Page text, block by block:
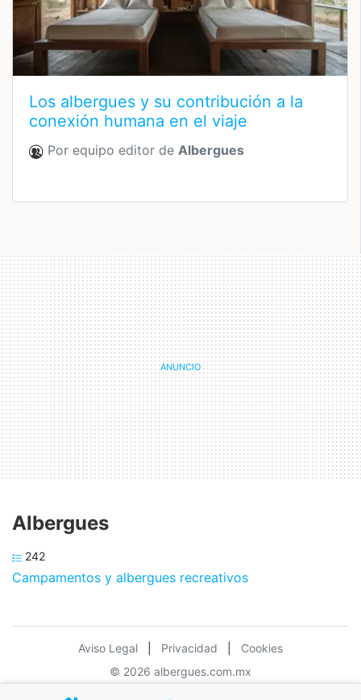
Los albergues y su contribución a la
conexión humana en el viaje
Por equipo editor de Albergues
Albergues
242
Campamentos y albergues recreativos
Aviso Legal Privacidad
Cookies
© 2026 albergues.com.mx